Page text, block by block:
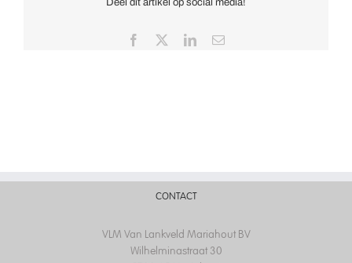
Deel dit artikel op social media!
Facebook LinkedInEmail
CONTACT
VLM Van Lankveld Mariahout BV
Wilhelminastraat 30